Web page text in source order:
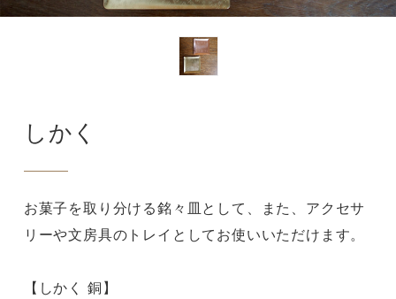
しかく
お菓子を取り分ける銘々皿として、また、アクセサ
リーや文房具のトレイとしてお使いいただけます。
【しかく 銅】